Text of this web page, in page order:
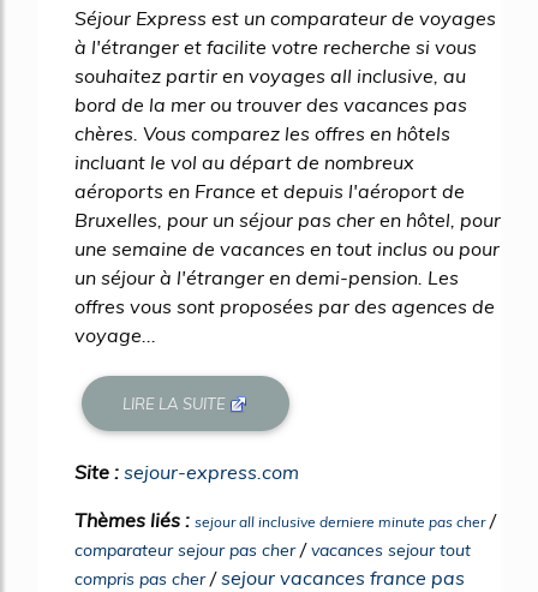
Séjour Express est un comparateur de voyages
à l'étranger et facilite votre recherche si vous
souhaitez partir en voyages all inclusive, au
bord de la mer ou trouver des vacances pas
chères. Vous comparez les offres en hôtels
incluant le vol au départ de nombreux
aéroports en France et depuis l'aéroport de
Bruxelles, pour un séjour pas cher en hôtel, pour
une semaine de vacances en tout inclus ou pour
un séjour à l'étranger en demi-pension. Les
offres vous sont proposées par des agences de
voyage...
LIRE LA SUITE
Site : sejour-express.com
Thèmes liés : sejour all inclusive derniere minute pas cher/
comparateur sejour pas cher/vacances sejour tout
compris pas cher/sejour vacances france pas